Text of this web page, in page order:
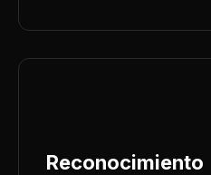
Reconocimiento